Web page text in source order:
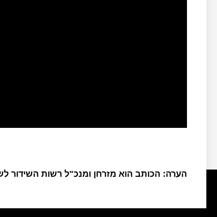
הערה: הכותב הוא מזרחן ומנכ"ל רשות השידור